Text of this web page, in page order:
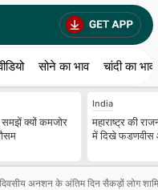
सोने का भाव चांदी का भाव
समझें क्यों कमजोर
India
महाराष्ट्र की
में दिखे फडणवीस
अनशन के अंतिम दिन सैकड़ों लोग